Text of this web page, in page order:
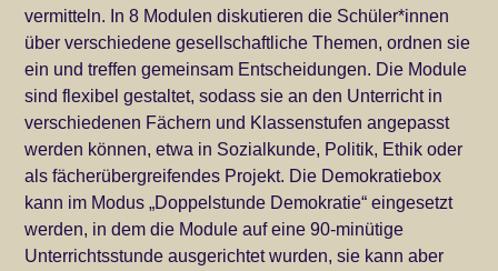
vermitteln. In 8 Modulen diskutieren die Schüler*innen
über verschiedene gesellschaftliche Themen, ordnen sie
ein und treffen gemeinsam Entscheidungen. Die Module
sind flexibel gestaltet, sodass sie an den Unterricht in
verschiedenen Fächern und Klassenstufen angepasst
werden können, etwa in Sozialkunde, Politik, Ethik oder
als fächerübergreifendes Projekt. Die Demokratiebox
kann im Modus „Doppelstunde Demokratie“ eingesetzt
werden, in dem die Module auf eine 90-minütige
Unterrichtsstunde ausgerichtet wurden, sie kann aber